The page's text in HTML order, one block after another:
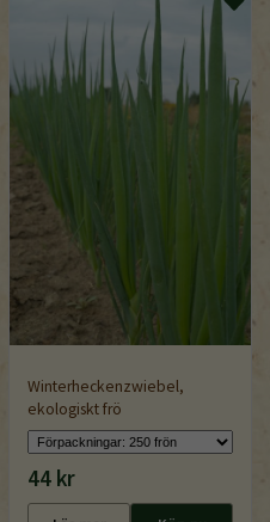
Winterheckenzwiebel,
ekologiskt frö
44 kr